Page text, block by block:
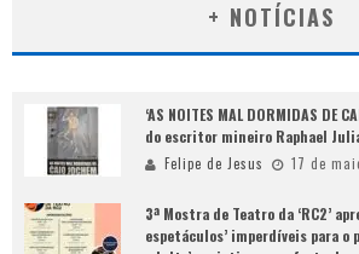
+ NOTÍCIAS
‘AS NOITES MAL DORMIDAS DE
do escritor mineiro Raphael
Felipe de Jesus 17 de
3ª Mostra de Teatro da ‘RC2’
espetáculos’ imperdíveis para